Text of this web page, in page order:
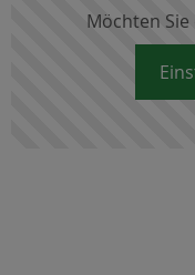
Möchten